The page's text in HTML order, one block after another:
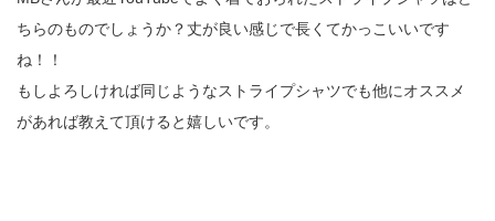
ちらのものでしょうか？丈が良い感じで長くてかっこいいです
ね！！
もしよろしければ同じようなストライプシャツでも他にオススメ
があれば教えて頂けると嬉しいです。